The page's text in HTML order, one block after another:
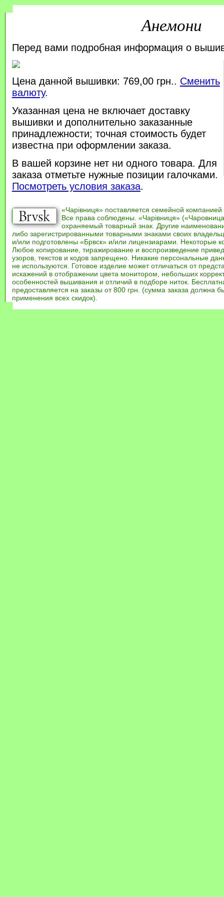
Анемони
Перед вами подробная информация о
Цена данной вышивки: 769,00 грн.. Сменить
валюту.
Указанная цена не включает доставку
вышивки и дополнительно заказанные
принадлежности; точная стоимость будет
известна при оформлении заказа.
В вашей корзине нет ни одного товара. Для
заказа отметьте нужные позиции галочками.
Посмотреть условия заказа.
«Чарівниця» поставляется семейной компанией
Все права соблюдены. «Чарівниця»
охраняемый товарный знак. Другие
либо зарегистрированными товарными знаками своих
и/или подготовлены «Брвск» и/или лицензиарами. Некоторые
Любое копирование, тиражирование и воспроизведение
узоров, текстов и кодов запрещено. Никакие персональные
не используются. Готовое изделие может отличаться от
искажений в отображении цвета монитором, небольших
особенностей вышивания и отличий в подборе ниток.
предоставляется на заказы от 800 грн. (сумма заказа должна
применения всех скидок).